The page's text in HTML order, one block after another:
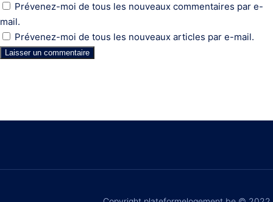
Prévenez-moi de tous les nouveaux commentaires par e-
mail.
Prévenez-moi de tous les nouveaux articles par e-mail.